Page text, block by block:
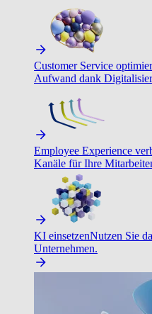
Customer Service
Aufwand dank
Employee Experience
Kanäle für Ihre
KI einsetzenNutzen Sie
Unternehmen.